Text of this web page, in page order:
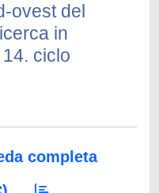
ovest del
in
ciclo
completa